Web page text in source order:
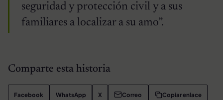
seguridad y protección civil y a sus
familiares a localizar a su amo”.
Comparte esta historia
Facebook WhatsApp X Correo Copiar enlace